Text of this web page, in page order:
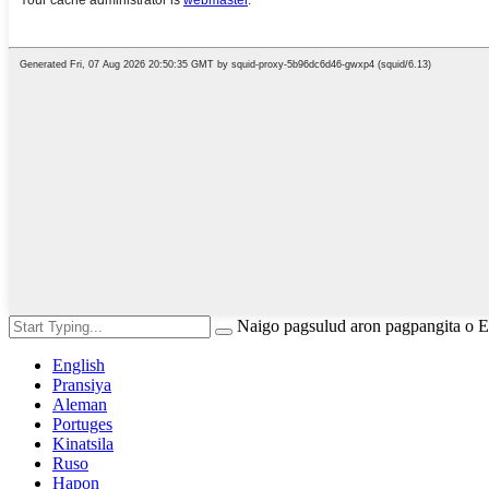
Naigo pagsulud aron pagpangita o
English
Pransiya
Aleman
Portuges
Kinatsila
Ruso
Hapon